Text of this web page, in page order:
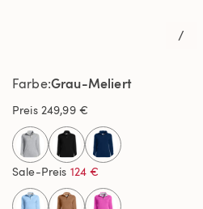
/
FarbeGrau-Meliert
Preis 249,99 €
selected
Sale-Preis 124 €